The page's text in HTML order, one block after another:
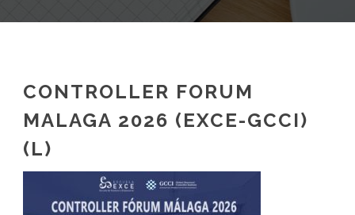
CONTROLLER FORUM
MALAGA 2026 (EXCE-GCCI)
(L)